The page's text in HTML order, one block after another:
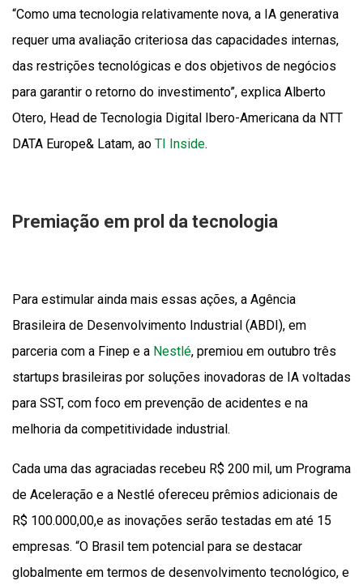
“Como uma tecnologia relativamente nova, a IA generativa
requer uma avaliação criteriosa das capacidades internas,
das restrições tecnológicas e dos objetivos de negócios
para garantir o retorno do investimento”, explica Alberto
Otero, Head de Tecnologia Digital Ibero-Americana da NTT
DATA Europe& Latam, ao TI Inside.
Premiação em prol da tecnologia
Para estimular ainda mais essas ações, a Agência
Brasileira de Desenvolvimento Industrial (ABDI), em
parceria com a Finep e a Nestlé, premiou em outubro três
startups brasileiras por soluções inovadoras de IA voltadas
para SST, com foco em prevenção de acidentes e na
melhoria da competitividade industrial.
Cada uma das agraciadas recebeu R$ 200 mil, um Programa
de Aceleração e a Nestlé ofereceu prêmios adicionais de
R$ 100.000,00,e as inovações serão testadas em até 15
empresas. “O Brasil tem potencial para se destacar
globalmente em termos de desenvolvimento tecnológico, e